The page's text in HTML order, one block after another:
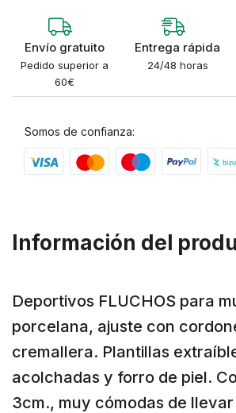
Envío gratuito
Pedido superior a
60€
Entrega rápida
24/48 horas
Somos de confianza:
Información del
Deportivos FLUCHOS para
porcelana, ajuste con
cremallera. Plantillas
acolchadas y forro de piel.
3cm., muy cómodas de